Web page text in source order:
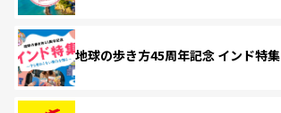
地球の歩き方45周年記念 インド特集